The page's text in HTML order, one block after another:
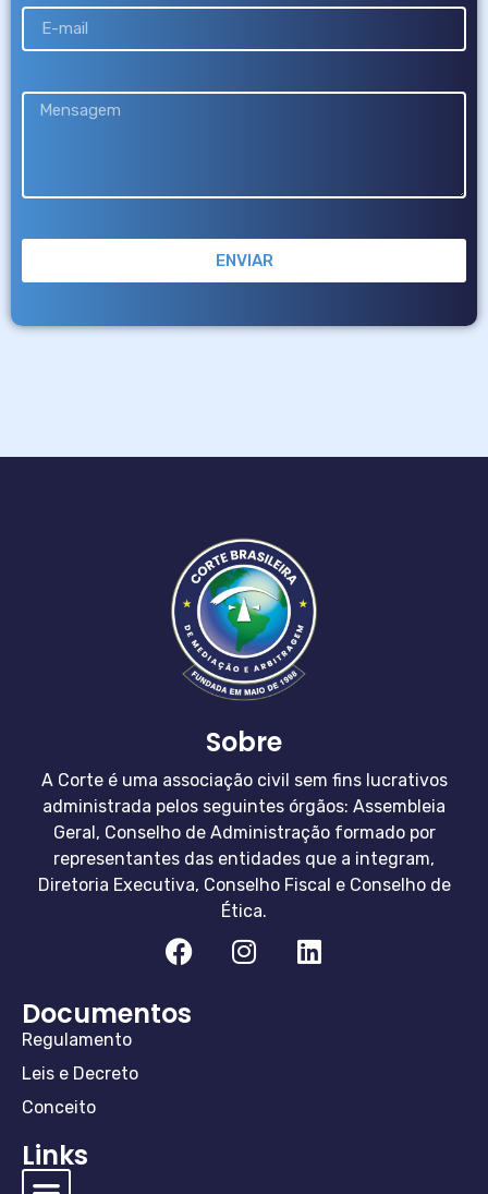
ENVIAR
Sobre
A Corte é uma associação civil sem fins lucrativos
administrada pelos seguintes órgãos: Assembleia
Geral, Conselho de Administração formado por
representantes das entidades que a integram,
Diretoria Executiva, Conselho Fiscal e Conselho de
Ética.
Documentos
Regulamento
Leis e Decreto
Conceito
Links